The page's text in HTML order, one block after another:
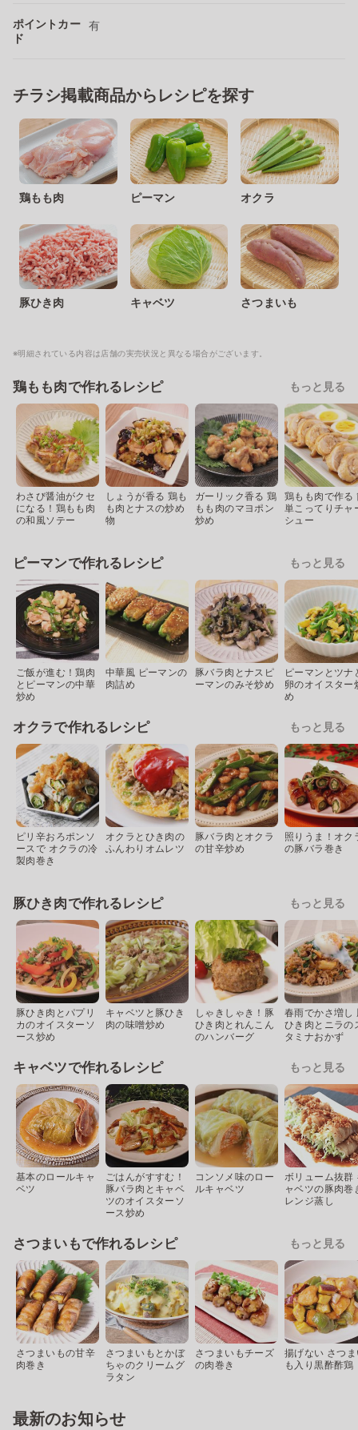
ポイントカー
ド
有
チラシ掲載商品からレシピを探す
鶏もも肉 ピーマン オクラ
豚ひき肉 キャベツ さつまいも
※明細されている内容は店舗の実売状況と異なる場合がございます。
鶏もも肉で作れるレシピ もっと見る
わさび醤油がクセ
になる！鶏もも肉
の和風ソテー
しょうが香る 鶏も
も肉とナスの炒め
物
ガーリック香る 鶏
もも肉のマヨポン
炒め
鶏もも肉で作る
単こってりチャ
シュー
ピーマンで作れるレシピ もっと見る
ご飯が進む！鶏肉
とピーマンの中華
炒め
中華風 ピーマンの
肉詰め
豚バラ肉とナスピ
ーマンのみそ炒め
ピーマンとツナ
卵のオイスター
め
オクラで作れるレシピ もっと見る
ピリ辛おろポンソ
ースで オクラの冷
製肉巻き
オクラとひき肉の
ふんわりオムレツ
豚バラ肉とオクラ
の甘辛炒め
照りうま！オク
の豚バラ巻き
豚ひき肉で作れるレシピ もっと見る
豚ひき肉とパプリ
カのオイスターソ
ース炒め
キャベツと豚ひき
肉の味噌炒め
しゃきしゃき！豚
ひき肉とれんこん
のハンバーグ
春雨でかさ増し
ひき肉とニラの
タミナおかず
キャベツで作れるレシピ もっと見る
基本のロールキャ
ベツ
ごはんがすすむ！
豚バラ肉とキャベ
ツのオイスターソ
ース炒め
コンソメ味のロー
ルキャベツ
ボリューム抜群
ャベツの豚肉巻
レンジ蒸し
さつまいもで作れるレシピ もっと見る
さつまいもの甘辛
肉巻き
さつまいもとかぼ
ちゃのクリームグ
ラタン
さつまいもチーズ
の肉巻き
揚げない さつ
も入り黒酢酢鶏
最新のお知らせ